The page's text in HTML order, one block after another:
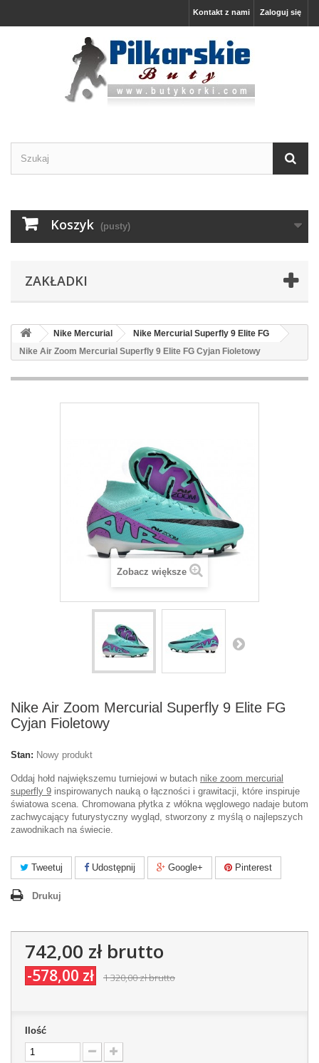
Zaloguj się
Kontakt z nami
Koszyk (pusty)
ZAKŁADKI
Nike Mercurial
Nike Mercurial Superfly 9 Elite FG
Nike Air Zoom Mercurial Superfly 9 Elite FG Cyjan Fioletowy
Zobacz większe
Nike Air Zoom Mercurial Superfly 9 Elite FG
Cyjan Fioletowy
Stan: Nowy produkt
Oddaj hołd największemu turniejowi w butach nike zoom mercurial
superfly 9 inspirowanych nauką o łączności i grawitacji, które inspiruje
światowa scena. Chromowana płytka z włókna węglowego nadaje butom
zachwycający futurystyczny wygląd, stworzony z myślą o najlepszych
zawodnikach na świecie.
Tweetuj Udostępnij Google+ Pinterest
Drukuj
742,00 złbrutto
-578,00 zł 1 320,00 złbrutto
Ilość